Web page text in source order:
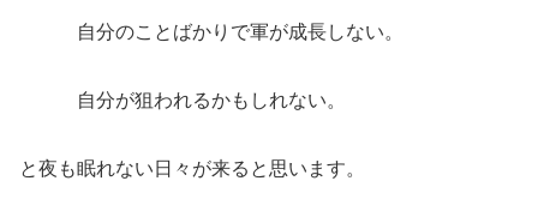
自分のことばかりで軍が成長しない。
自分が狙われるかもしれない。
と夜も眠れない日々が来ると思います。